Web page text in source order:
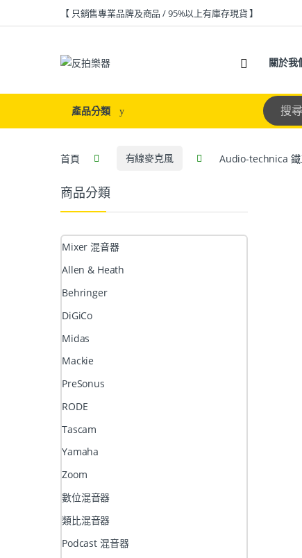
【 只銷售專業品牌及商品 / 95%以上有庫存現貨 】
關於我
產品分類
首頁 有線麥克風 Audio-technica 鐵
商品分類
Mixer 混音器
Allen & Heath
Behringer
DiGiCo
Midas
Mackie
PreSonus
RODE
Tascam
Yamaha
Zoom
數位混音器
類比混音器
Podcast 混音器